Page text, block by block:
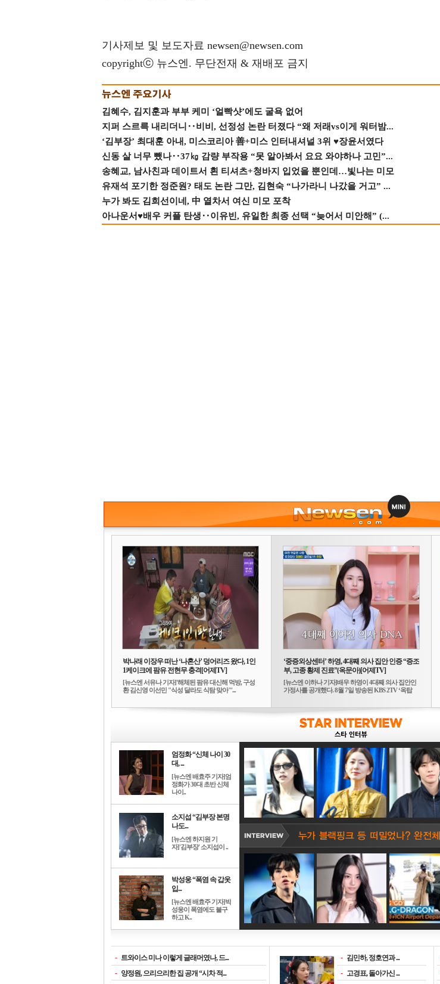
기사제보 및 보도자료 newsen@newsen.com
copyrightⓒ 뉴스엔. 무단전재 & 재배포 금지
김혜수, 김지훈과 부부 케미 ‘얼빡샷’에도 굴욕 없어
지퍼 스르륵 내리더니‥비비, 선정성 논란 터졌다 “왜 저래vs이게 워터밤...
‘김부장’ 최대훈 아내, 미스코리아 善+미스 인터내셔널 3위 ♥장윤서였다
신동 살 너무 뺐나‥37㎏ 감량 부작용 “못 알아봐서 요요 와야하나 고민”...
송혜교, 남사친과 데이트서 흰 티셔츠+청바지 입었을 뿐인데…빛나는 미모
유재석 포기한 정준원? 태도 논란 그만, 김현숙 “나가라니 나갔을 거고” ...
누가 봐도 김희선이네, 中 열차서 여신 미모 포착
아나운서♥배우 커플 탄생‥이유빈, 유일한 최종 선택 “늦어서 미안해” (...
박나래 이장우 떠난 ‘나혼산’ 덩어리즈 왔다, 1인
1케이크에 팜유 전현무 충격[어제TV]
[뉴스엔 서유나 기자]'해체된 팜유 대신해 먹방, 구성
환 김신영 이선민 "식성 달라도 식탐 맞아"'...
‘중증외상센터’ 하영, 4대째 의사 집안 인증 “증조
부, 고종 황제 진료”(옥문아)[어제TV]
[뉴스엔 이하나 기자]배우 하영이 4대째 의사 집안인
가정사를 공개했다. 8월 7일 방송된 KBS 2TV ‘옥탑
엄정화 “신체 나이 30
대, ...
[뉴스엔 배효주 기자]엄
정화가 30대 초반 신체
나이..
소지섭 “김부장 본명
나도...
[뉴스엔 하지원 기
자]'김부장' 소지섭이 ..
박성웅 “폭염 속 갑옷
입...
[뉴스엔 배효주 기자]박
성웅이 폭염에도 불구
하고 K..
- 트와이스 미나 이렇게 글래머였나, 드...
- 양정원, 으리으리한 집 공개 “시차 적...
- 김민하, 정호연과 ...
- 고경표, 돌아가신 ...